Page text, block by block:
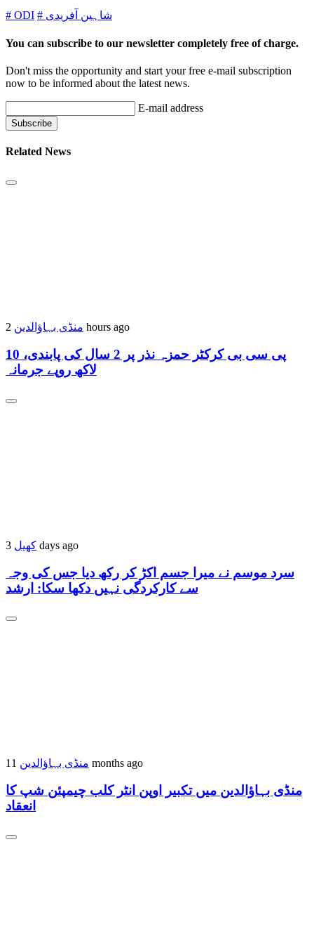
# ODI # شاہین آفریدی
You can subscribe to our newsletter completely free of charge.
Don't miss the opportunity and start your free e-mail subscription
now to be informed about the latest news.
E-mail address
Related News
منڈی بہاؤالدین 2 hours ago
پی سی بی کرکٹر حمزہ نذر پر 2 سال کی پابندی، 10
لاکھ روپے جرمانہ
کھیل 3 days ago
سرد موسم نے میرا جسم اکڑ کر رکھ دیا جس کی وجہ
سے کارکردگی نہیں دکھا سکا: ارشد
منڈی بہاؤالدین 11 months ago
منڈی بہاؤالدین میں تکبیر اوپن انٹر کلب چیمپئن شپ کا
انعقاد